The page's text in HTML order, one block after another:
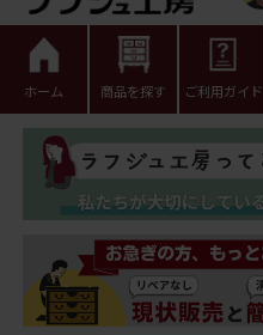
ホーム 商品を探す ご利用ガイド